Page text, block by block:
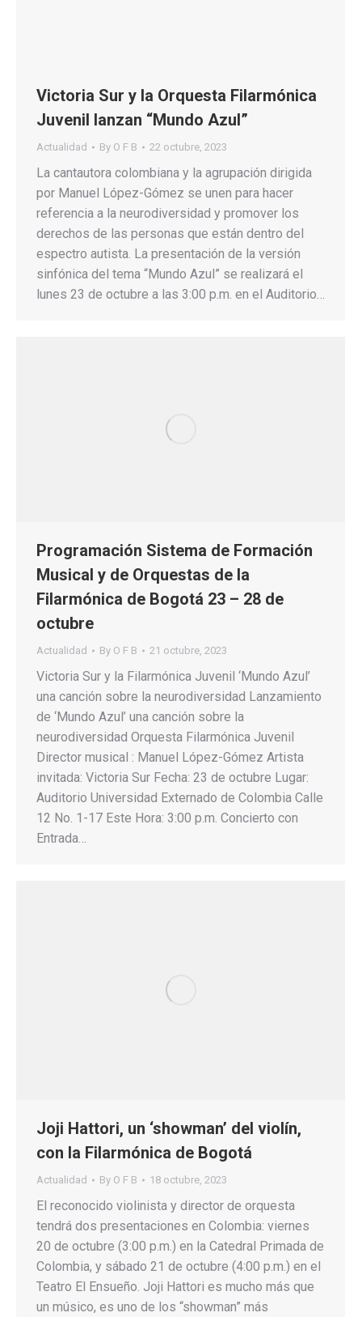
Victoria Sur y la Orquesta Filarmónica
Juvenil lanzan “Mundo Azul”
Actualidad By O F B 22 octubre, 2023
La cantautora colombiana y la agrupación dirigida
por Manuel López-Gómez se unen para hacer
referencia a la neurodiversidad y promover los
derechos de las personas que están dentro del
espectro autista. La presentación de la versión
sinfónica del tema “Mundo Azul” se realizará el
lunes 23 de octubre a las 3:00 p.m. en el Auditorio…
Programación Sistema de Formación
Musical y de Orquestas de la
Filarmónica de Bogotá 23 – 28 de
octubre
Actualidad By O F B 21 octubre, 2023
Victoria Sur y la Filarmónica Juvenil ‘Mundo Azul’
una canción sobre la neurodiversidad Lanzamiento
de ‘Mundo Azul’ una canción sobre la
neurodiversidad Orquesta Filarmónica Juvenil
Director musical : Manuel López-Gómez Artista
invitada: Victoria Sur Fecha: 23 de octubre Lugar:
Auditorio Universidad Externado de Colombia Calle
12 No. 1-17 Este Hora: 3:00 p.m. Concierto con
Entrada…
Joji Hattori, un ‘showman’ del violín,
con la Filarmónica de Bogotá
Actualidad By O F B 18 octubre, 2023
El reconocido violinista y director de orquesta
tendrá dos presentaciones en Colombia: viernes
20 de octubre (3:00 p.m.) en la Catedral Primada de
Colombia, y sábado 21 de octubre (4:00 p.m.) en el
Teatro El Ensueño. Joji Hattori es mucho más que
un músico, es uno de los “showman” más